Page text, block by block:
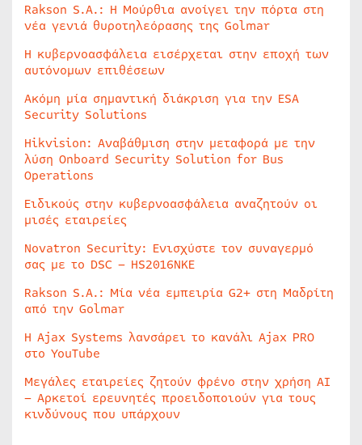
Rakson S.A.: Η Μούρθια ανοίγει την πόρτα στη
νέα γενιά θυροτηλεόρασης της Golmar
Η κυβερνοασφάλεια εισέρχεται στην εποχή των
αυτόνομων επιθέσεων
Ακόμη μία σημαντική διάκριση για την ESA
Security Solutions
Hikvision: Αναβάθμιση στην μεταφορά με την
λύση Onboard Security Solution for Bus
Operations
Ειδικούς στην κυβερνοασφάλεια αναζητούν οι
μισές εταιρείες
Novatron Security: Ενισχύστε τον συναγερμό
σας με το DSC – HS2016NKE
Rakson S.A.: Μία νέα εμπειρία G2+ στη Μαδρίτη
από την Golmar
Η Ajax Systems λανσάρει το κανάλι Ajax PRO
στο YouTube
Μεγάλες εταιρείες ζητούν φρένο στην χρήση AI
– Αρκετοί ερευνητές προειδοποιούν για τους
κινδύνους που υπάρχουν